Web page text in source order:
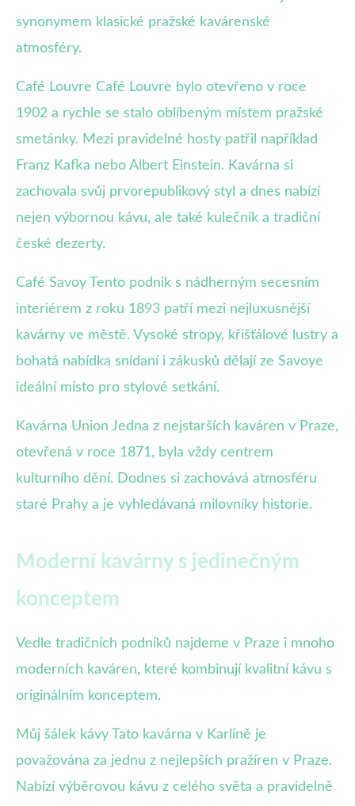
synonymem klasické pražské kavárenské
atmosféry.
Café Louvre Café Louvre bylo otevřeno v roce
1902 a rychle se stalo oblíbeným místem pražské
smetánky. Mezi pravidelné hosty patřil například
Franz Kafka nebo Albert Einstein. Kavárna si
zachovala svůj prvorepublikový styl a dnes nabízí
nejen výbornou kávu, ale také kulečník a tradiční
české dezerty.
Café Savoy Tento podnik s nádherným secesním
interiérem z roku 1893 patří mezi nejluxusnější
kavárny ve městě. Vysoké stropy, křišťálové lustry a
bohatá nabídka snídaní i zákusků dělají ze Savoye
ideální místo pro stylové setkání.
Kavárna Union Jedna z nejstarších kaváren v Praze,
otevřená v roce 1871, byla vždy centrem
kulturního dění. Dodnes si zachovává atmosféru
staré Prahy a je vyhledávaná milovníky historie.
Moderní kavárny s jedinečným
konceptem
Vedle tradičních podniků najdeme v Praze i mnoho
moderních kaváren, které kombinují kvalitní kávu s
originálním konceptem.
Můj šálek kávy Tato kavárna v Karlíně je
považována za jednu z nejlepších pražíren v Praze.
Nabízí výběrovou kávu z celého světa a pravidelně